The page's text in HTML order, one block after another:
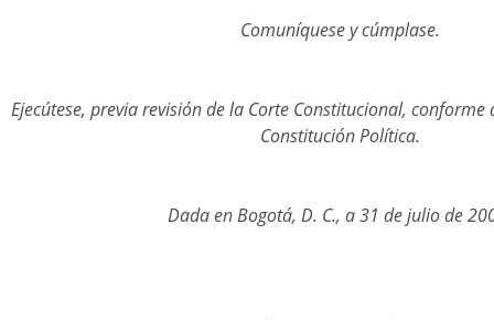
Comuníquese y cúmplase.
Ejecútese, previa revisión de la Corte Constitucional,
Constitución Política.
Dada en Bogotá, D. C., a 31 de julio de